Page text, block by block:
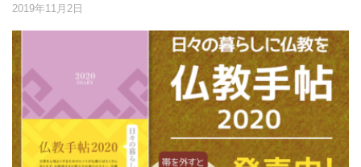
2019年11月2日